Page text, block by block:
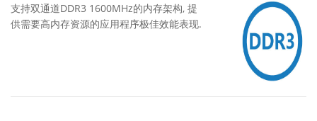
支持双通道DDR3 1600MHz的内存架构, 提
供需要高内存资源的应用程序极佳效能表现.